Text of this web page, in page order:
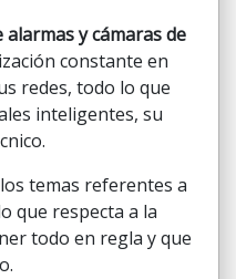
y cámaras de
constante en
redes, todo lo que
inteligentes, su
temas referentes a
que respecta a la
todo en regla y que